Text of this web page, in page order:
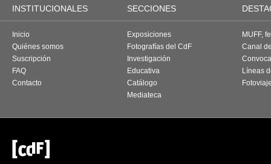
INSTITUCIONALES SECCIONES
Inicio
Quiénes somos
Suscripción
FAQ
Contacto
Exposiciones
Fotografías del CdF
Investigación
Educativa
Catálogo
Mediateca
MUFF,
Canal
Líneas